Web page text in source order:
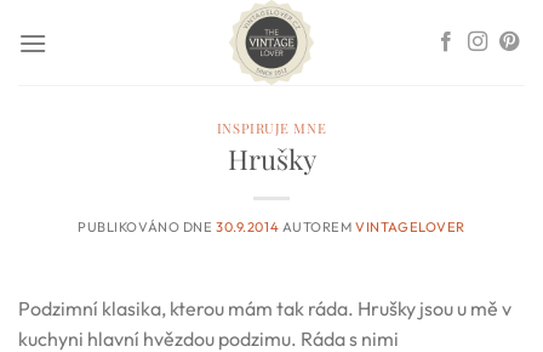
INSPIRUJE MNE
Hrušky
PUBLIKOVÁNO DNE30.9.2014 AUTOREMVINTAGELOVER
Podzimní klasika, kterou mám tak ráda. Hrušky jsou u mě v
kuchyni hlavní hvězdou podzimu. Ráda s nimi